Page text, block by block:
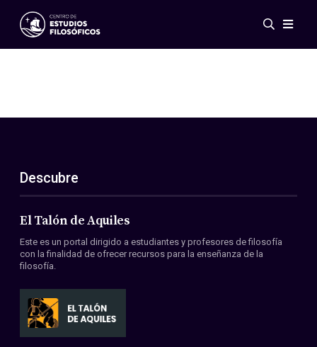
Eventos
ES
EN
Acerca de nosotros
Miembros
Convenios
Descubre
El Talón de Aquiles
Este es un portal dirigido a estudiantes y profesores de filosofía
con la finalidad de ofrecer recursos para la enseñanza de la
filosofía.